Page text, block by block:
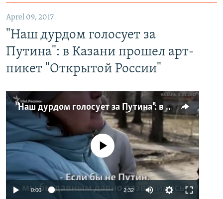
Aprel 09, 2017
"Наш дурдом голосует за
Путина": в Казани прошел арт-
пикет "Открытой России"
"Наш дурдом голосует за Путина": в Казани прошел арт-пикет "Открытой России"
No media source currently available
0:00 2:32